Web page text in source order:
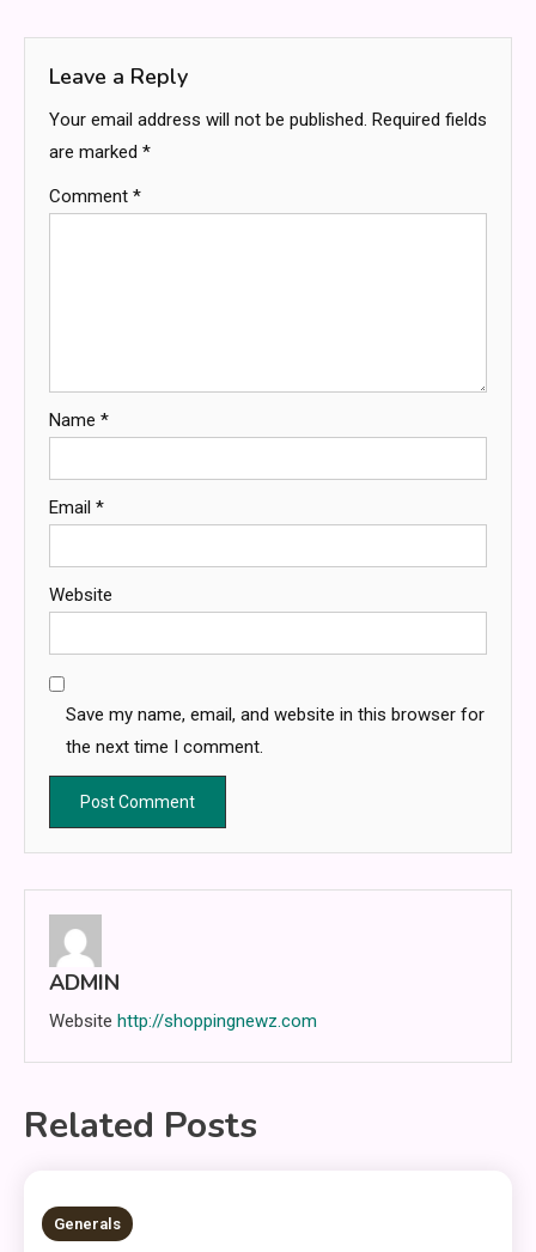
Leave a Reply
Your email address will not be published. Required fields
are marked *
Comment *
Name *
Email *
Website
Save my name, email, and website in this browser for
the next time I comment.
ADMIN
Website http://shoppingnewz.com
Related Posts
1 MIN READ
Generals